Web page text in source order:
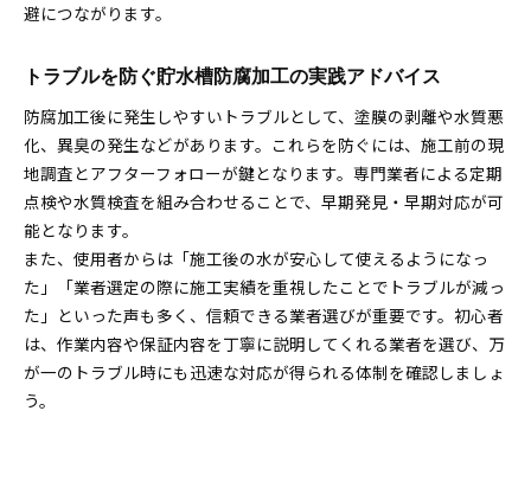
避につながります。
トラブルを防ぐ貯水槽防腐加工の実践アドバイス
防腐加工後に発生しやすいトラブルとして、塗膜の剥離や水質悪
化、異臭の発生などがあります。これらを防ぐには、施工前の現
地調査とアフターフォローが鍵となります。専門業者による定期
点検や水質検査を組み合わせることで、早期発見・早期対応が可
能となります。
また、使用者からは「施工後の水が安心して使えるようになっ
た」「業者選定の際に施工実績を重視したことでトラブルが減っ
た」といった声も多く、信頼できる業者選びが重要です。初心者
は、作業内容や保証内容を丁寧に説明してくれる業者を選び、万
が一のトラブル時にも迅速な対応が得られる体制を確認しましょ
う。